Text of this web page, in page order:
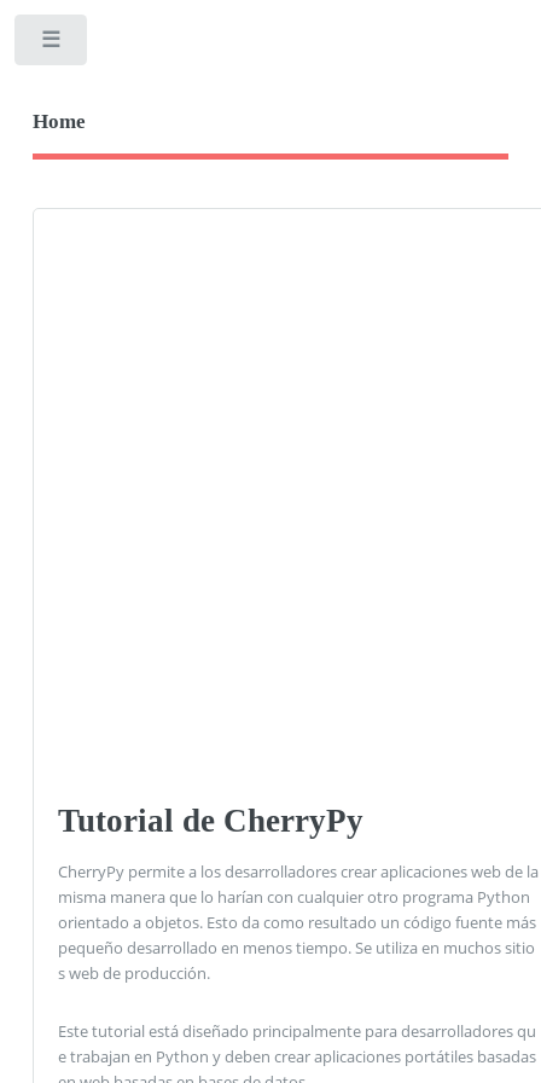
Home
Tutorial de CherryPy
CherryPy permite a los desarrolladores crear aplicaciones web de la
misma manera que lo harían con cualquier otro programa Python
orientado a objetos. Esto da como resultado un código fuente más
pequeño desarrollado en menos tiempo. Se utiliza en muchos sitio
s web de producción.
Este tutorial está diseñado principalmente para desarrolladores qu
e trabajan en Python y deben crear aplicaciones portátiles basadas